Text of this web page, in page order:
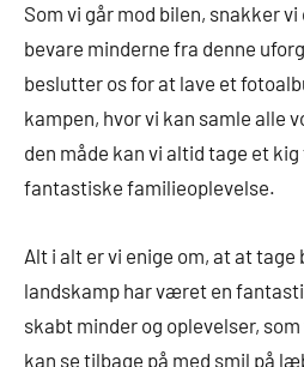
Som vi går mod bilen, snakker
bevare minderne fra denne
beslutter os for at lave et
kampen, hvor vi kan samle alle
den måde kan vi altid tage et
fantastiske familieoplevelse.
Alt i alt er vi enige om, at at tage
landskamp har været en
skabt minder og oplevelser,
kan se tilbage på med smil på